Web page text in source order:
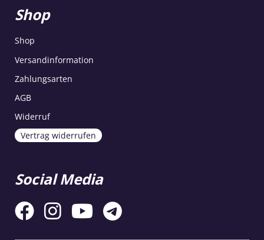
Shop
Shop
Versandinformation
Zahlungsarten
AGB
Widerruf
Vertrag widerrufen
Social Media